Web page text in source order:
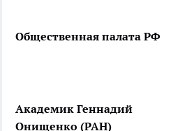
Общественная палата РФ
Академик Геннадий
Онищенко (РАН)